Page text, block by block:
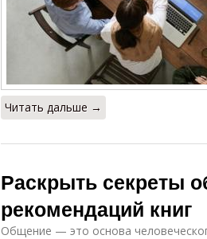
Читать дальше →
Раскрыть секреты
рекомендаций книг
Общение — это основа